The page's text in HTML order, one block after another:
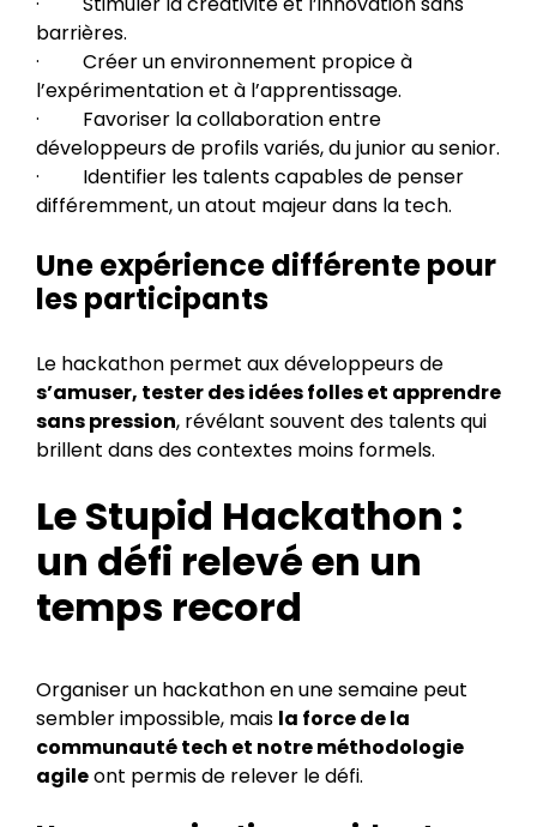
barrières.
· Créer un environnement propice à
l’expérimentation et à l’apprentissage.
· Favoriser la collaboration entre
développeurs de profils variés, du junior au senior.
· Identifier les talents capables de penser
différemment, un atout majeur dans la tech.
Une expérience différente pour
les participants
Le hackathon permet aux développeurs de
s’amuser, tester des idées folles et apprendre
sans pression, révélant souvent des talents qui
brillent dans des contextes moins formels.
Le Stupid Hackathon :
un défi relevé en un
temps record
Organiser un hackathon en une semaine peut
sembler impossible, mais la force de la
communauté tech et notre méthodologie
agileont permis de relever le défi.